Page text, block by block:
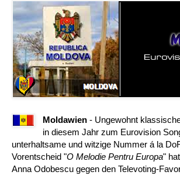
Moldawien- Ungewohnt
in diesem Jahr zum Eurovision
unterhaltsame und witzige Nummer á la
Vorentscheid "O Melodie Pentru Europa"
Anna Odobescu gegen den Televoting-